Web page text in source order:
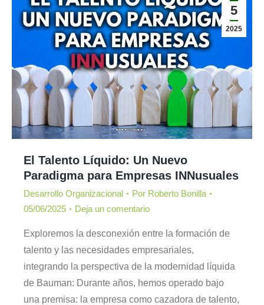
5
2025
El Talento Líquido: Un Nuevo
Paradigma para Empresas INNusuales
Desarrollo Organizacional Por Roberto Bonilla
05/06/2025
Deja un comentario
Exploremos la desconexión entre la formación de
talento y las necesidades empresariales,
integrando la perspectiva de la modernidad líquida
de Bauman: Durante años, hemos operado bajo
una premisa: la empresa como cazadora de talento,